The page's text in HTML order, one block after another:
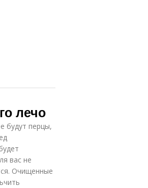
лечо
будут перцы,
вас не
Очищенные